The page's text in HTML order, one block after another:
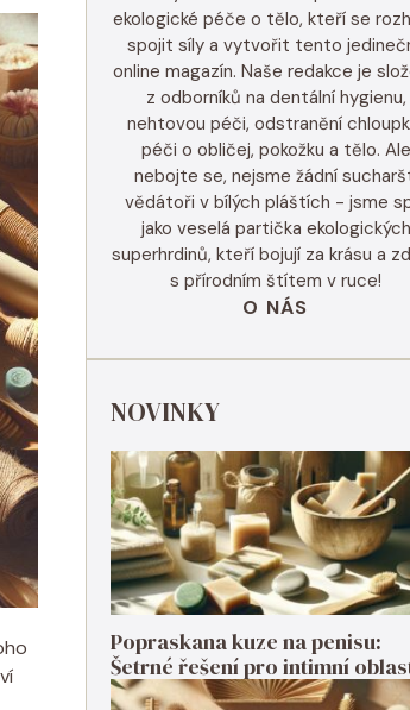
ekologické péče o tělo, kteří se
spojit síly a vytvořit tento
online magazín. Naše redakce je
z odborníků na dentální hygienu,
nehtovou péči, odstranění
péči o obličej, pokožku a tělo. Ale
nebojte se, nejsme žádní
vědátoři v bílých pláštích - jsme
jako veselá partička ekologických
superhrdinů, kteří bojují za krásu a
s přírodním štítem v ruce!
O NÁS
NOVINKY
Popraskana kuze na penisu:
Šetrné řešení pro intimní